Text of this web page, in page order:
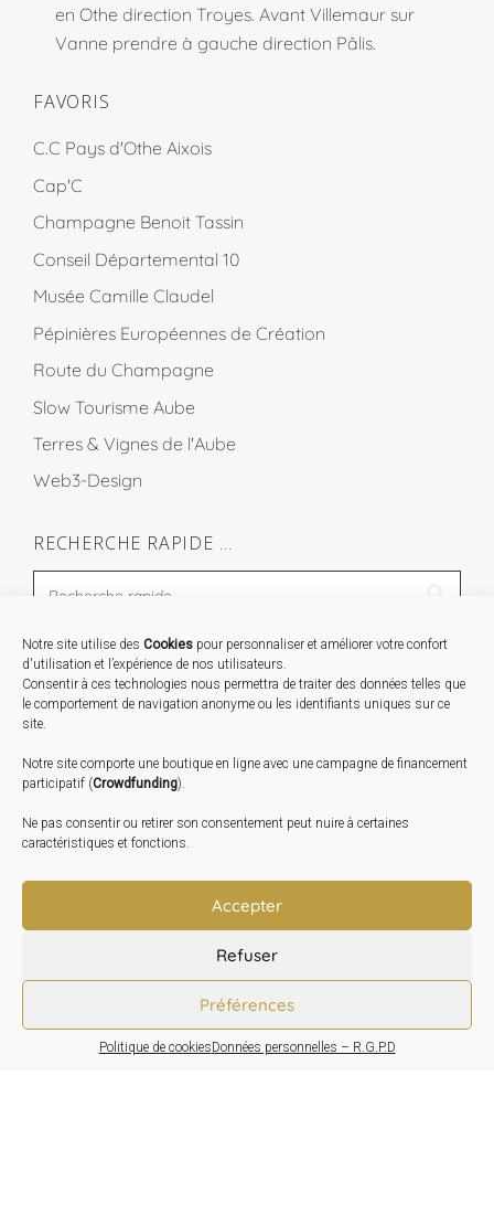
Notre site utilise des Cookies pour personnaliser et améliorer votre confort
d'utilisation et l’expérience de nos utilisateurs.
Consentir à ces technologies nous permettra de traiter des données telles que
le comportement de navigation anonyme ou les identifiants uniques sur ce
site.
Notre site comporte une boutique en ligne avec une campagne de financement
participatif (Crowdfunding).
Ne pas consentir ou retirer son consentement peut nuire à certaines
caractéristiques et fonctions.
Accepter
Refuser
Préférences
Politique de cookiesDonnées personnelles – R.G.P.D
en Othe direction Troyes. Avant Villemaur sur
Vanne prendre à gauche direction Pâlis.
FAVORIS
C.C Pays d'Othe Aixois
Cap'C
Champagne Benoit Tassin
Conseil Départemental 10
Musée Camille Claudel
Pépinières Européennes de Création
Route du Champagne
Slow Tourisme Aube
Terres & Vignes de l'Aube
Web3-Design
RECHERCHE RAPIDE …
STAGES …
Expo « Mesures de lumière » du 19 Sept au 29 Nov.
Inauguration de la Grange : Le 17 Oct. 2026
Atelier Image : L’art au service de la santé mentale –
10 Oct. 2026